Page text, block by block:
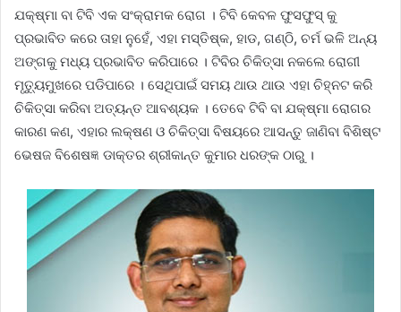
ଯକ୍ଷ୍ମା ବା ଟିବି ଏକ ସଂକ୍ରାମକ ରୋଗ । ଟିବି କେବଳ ଫୁସଫୁସ୍ କୁ
ପ୍ରଭାବିତ କରେ ତାହା ନୁହେଁ, ଏହା ମସ୍ତିଷ୍କ, ହାଡ, ଗଣ୍ଠି, ଚର୍ମ ଭଳି ଅନ୍ୟ
ଅଙ୍ଗକୁ ମଧ୍ୟ ପ୍ରଭାବିତ କରିପାରେ । ଟିବିର ଚିକିତ୍ସା ନକଲେ ରୋଗୀ
ମୃତ୍ୟୁମୁଖରେ ପଡିପାରେ । ସେଥିପାଇଁ ସମୟ ଥାଉ ଥାଉ ଏହା ଚିହ୍ନଟ କରି
ଚିକିତ୍ସା କରିବା ଅତ୍ୟନ୍ତ ଆବଶ୍ୟକ । ତେବେ ଟିବି ବା ଯକ୍ଷ୍ମା ରୋଗର
କାରଣ କଣ, ଏହାର ଲକ୍ଷଣ ଓ ଚିକିତ୍ସା ବିଷୟରେ ଆସନ୍ତୁ ଜାଣିବା ବିଶିଷ୍ଟ
ଭେଷଜ ବିଶେଷଜ୍ଞ ଡାକ୍ତର ଶ୍ରୀକାନ୍ତ କୁମାର ଧରଙ୍କ ଠାରୁ ।